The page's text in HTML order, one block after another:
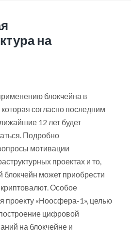
на
блокчейна в
согласно последним
12 лет будет
Подробно
мотивации
проектах и то,
блокчейн может приобрести
криптовалют. Особое
проекту «Ноосфера-1», целью
цифровой
на блокчейне и